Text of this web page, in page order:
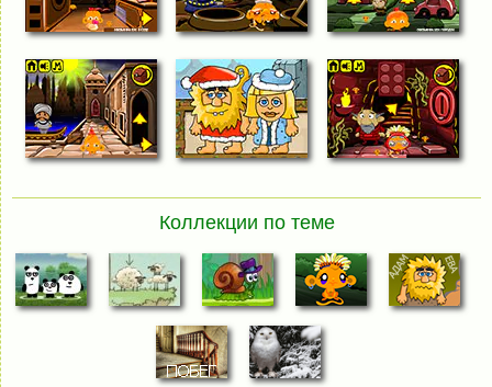
Коллекции по теме